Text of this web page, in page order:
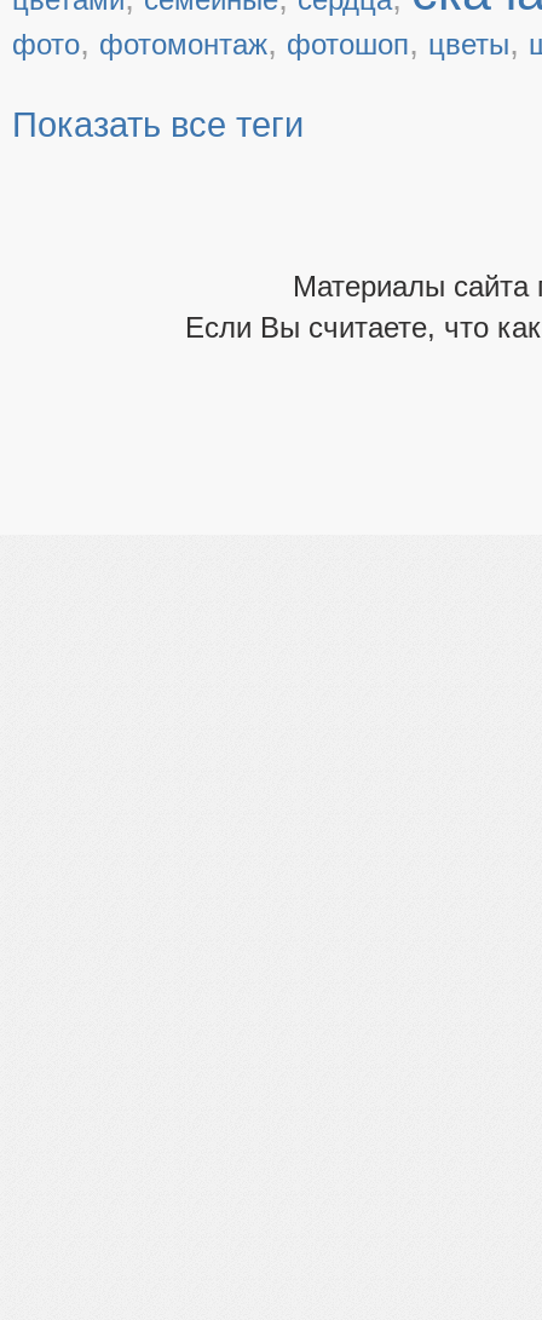
фото, фотомонтаж, фотошоп, цветы,
Показать все теги
Материалы сайта
Если Вы считаете, что